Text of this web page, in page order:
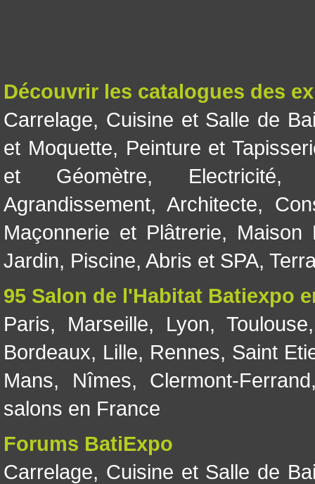
Découvrir les catalogues des
Carrelage, Cuisine et Salle de
et Moquette, Peinture et
et Géomètre, Electricité
Agrandissement, Architecte,
Maçonnerie et Plâtrerie, Maison
Jardin, Piscine, Abris et SPA,
95 Salon de l'Habitat Batiexpo
Paris, Marseille, Lyon, Toulouse
Bordeaux, Lille, Rennes, Saint
Mans, Nîmes, Clermont-Ferrand
salons en France
Forums BatiExpo
Carrelage, Cuisine et Salle de